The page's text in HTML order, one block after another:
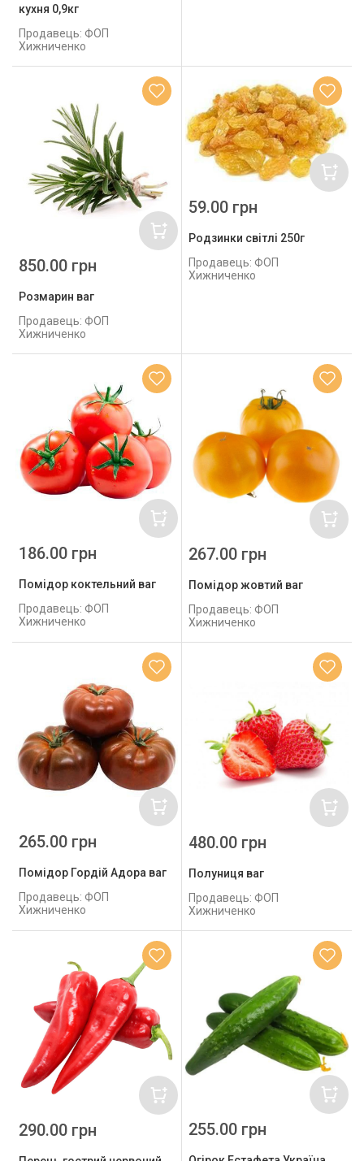
кухня 0,9кг
Продавець: ФОП
Хижниченко
Розмарин ваг
Продавець: ФОП
Хижниченко
850.00 грн
Родзинки світлі 250г
Продавець: ФОП
Хижниченко
59.00 грн
Помідор коктельний ваг
Продавець: ФОП
Хижниченко
186.00 грн
Помідор жовтий ваг
Продавець: ФОП
Хижниченко
267.00 грн
Помідор Гордій Адора ваг
Продавець: ФОП
Хижниченко
265.00 грн
Полуниця ваг
Продавець: ФОП
Хижниченко
480.00 грн
290.00 грн 255.00 грн